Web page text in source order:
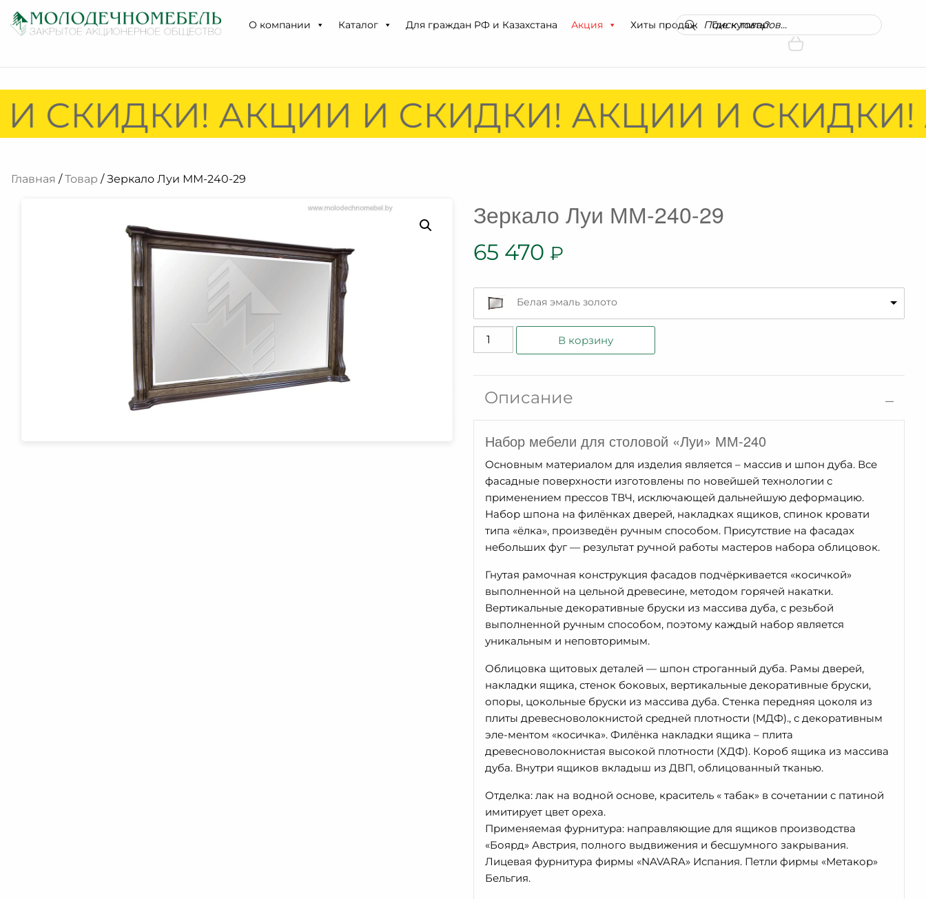
О компании Каталог Для граждан РФ и Казахстана Акция Хиты продаж Где купить?
Поиск
товаров
СКИДКИ! АКЦИИ И СКИДКИ! АКЦИИ И
Главная /Товар / Зеркало Луи ММ-240-29
Зеркало Луи ММ-240-29
65 470 ₽
Белая эмаль золото
Количество
товара
ММ-240-
29
В корзину
Описание
Набор мебели для столовой «Луи» ММ-240
Основным материалом для изделия является – массив и шпон дуба. Все
фасадные поверхности изготовлены по новейшей технологии с
применением прессов ТВЧ, исключающей дальнейшую деформацию.
Набор шпона на филёнках дверей, накладках ящиков, спинок кровати
типа «ёлка», произведён ручным способом. Присутствие на фасадах
небольших фуг — результат ручной работы мастеров набора облицовок.
Гнутая рамочная конструкция фасадов подчёркивается «косичкой»
выполненной на цельной древесине, методом горячей накатки.
Вертикальные декоративные бруски из массива дуба, с резьбой
выполненной ручным способом, поэтому каждый набор является
уникальным и неповторимым.
Облицовка щитовых деталей — шпон строганный дуба. Рамы дверей,
накладки ящика, стенок боковых, вертикальные декоративные бруски,
опоры, цокольные бруски из массива дуба. Стенка передняя цоколя из
плиты древесноволокнистой средней плотности (МДФ)., с декоративным
эле-ментом «косичка». Филёнка накладки ящика – плита
древесноволокнистая высокой плотности (ХДФ). Короб ящика из массива
дуба. Внутри ящиков вкладыш из ДВП, облицованный тканью.
Отделка: лак на водной основе, краситель « табак» в сочетании с патиной
имитирует цвет ореха.
Применяемая фурнитура: направляющие для ящиков производства
«Боярд» Австрия, полного выдвижения и бесшумного закрывания.
Лицевая фурнитура фирмы «NAVARA» Испания. Петли фирмы «Метакор»
Бельгия.